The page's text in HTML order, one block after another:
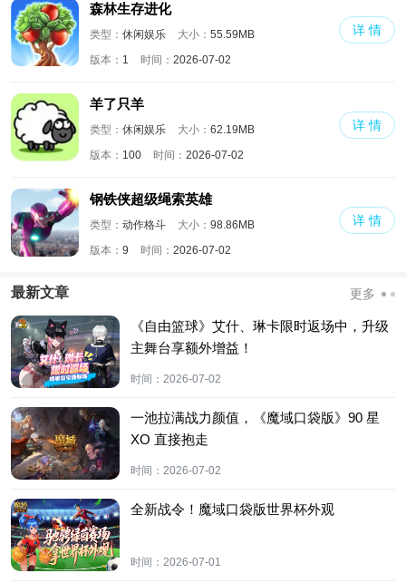
森林生存进化
类型： 休闲娱乐 大小： 55.59MB
版本： 1 时间： 2026-07-02
详 情
羊了只羊
类型： 休闲娱乐 大小： 62.19MB
版本： 100 时间： 2026-07-02
详 情
钢铁侠超级绳索英雄
类型： 动作格斗 大小： 98.86MB
版本： 9 时间： 2026-07-02
详 情
最新文章 更多
《自由篮球》艾什、琳卡限时返场中，升级
主舞台享额外增益！
时间： 2026-07-02
一池拉满战力颜值，《魔域口袋版》90 星
XO 直接抱走
时间： 2026-07-02
全新战令！魔域口袋版世界杯外观
时间： 2026-07-01